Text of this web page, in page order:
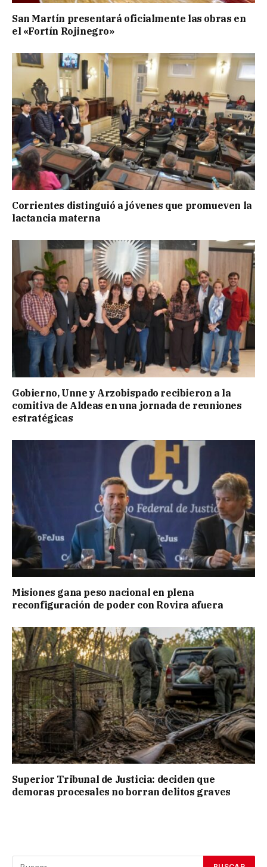
San Martín presentará oficialmente las obras en
el «Fortín Rojinegro»
Corrientes distinguió a jóvenes que promueven la
lactancia materna
Gobierno, Unne y Arzobispado recibieron a la
comitiva de Aldeas en una jornada de reuniones
estratégicas
Misiones gana peso nacional en plena
reconfiguración de poder con Rovira afuera
Superior Tribunal de Justicia: deciden que
demoras procesales no borran delitos graves